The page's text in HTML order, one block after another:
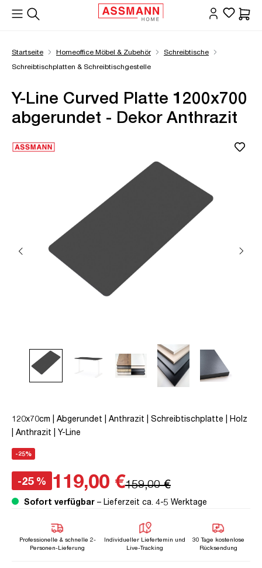
springen
Startseite Homeoffice Möbel & Zubehör
Schreibtische
Schreibtischplatten & Schreibtischgestelle
Y-Line Curved Platte 1200x700
abgerundet - Dekor Anthrazit
120x70cm | Abgerundet | Anthrazit | Schreibtischplatte | Holz
| Anthrazit | Y-Line
-25%
-25 % 119,00 €159,00 €
Sofort verfügbar – Lieferzeit ca. 4-5 Werktage
Professionelle & schnelle 2-
Personen-Lieferung
Individueller Liefertemin und
Live-Tracking
30 Tage kostenlose
Rücksendung